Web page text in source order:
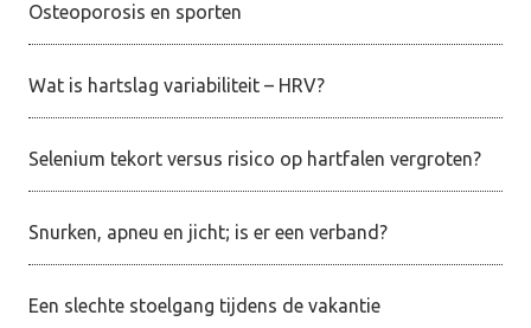
Osteoporosis en sporten
Wat is hartslag variabiliteit – HRV?
Selenium tekort versus risico op hartfalen vergroten?
Snurken, apneu en jicht; is er een verband?
Een slechte stoelgang tijdens de vakantie